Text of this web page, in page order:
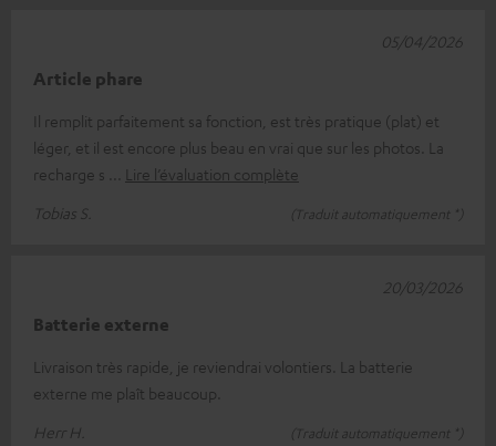
Article phare
Il remplit parfaitement sa fonction, est très pratique (plat) et
léger, et il est encore plus beau en vrai que sur les photos. La
recharge s
Lire l’évaluation complète
Tobias S.
(Traduit automatiquement *)
05/04/2026
Batterie externe
Livraison très rapide, je reviendrai volontiers. La batterie
externe me plaît beaucoup.
Herr H.
(Traduit automatiquement *)
20/03/2026